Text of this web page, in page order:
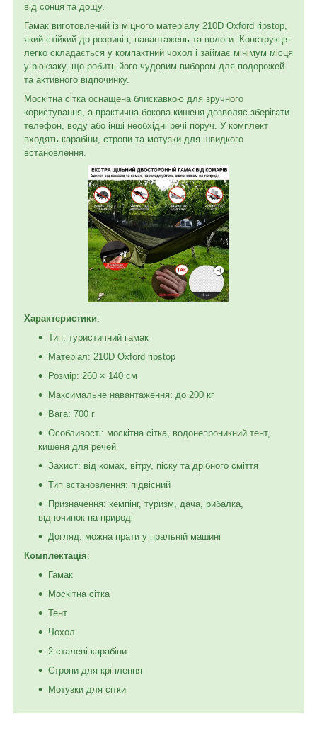
від сонця та дощу.
Гамак виготовлений із міцного матеріалу 210D Oxford ripstop,
який стійкий до розривів, навантажень та вологи. Конструкція
легко складається у компактний чохол і займає мінімум місця
у рюкзаку, що робить його чудовим вибором для подорожей
та активного відпочинку.
Москітна сітка оснащена блискавкою для зручного
користування, а практична бокова кишеня дозволяє зберігати
телефон, воду або інші необхідні речі поруч. У комплект
входять карабіни, стропи та мотузки для швидкого
встановлення.
Характеристики:
Тип: туристичний гамак
Матеріал: 210D Oxford ripstop
Розмір: 260 × 140 см
Максимальне навантаження: до 200 кг
Вага: 700 г
Особливості: москітна сітка, водонепроникний тент,
кишеня для речей
Захист: від комах, вітру, піску та дрібного сміття
Тип встановлення: підвісний
Призначення: кемпінг, туризм, дача, рибалка,
відпочинок на природі
Догляд: можна прати у пральній машині
Комплектація:
Гамак
Москітна сітка
Тент
Чохол
2 сталеві карабіни
Стропи для кріплення
Мотузки для сітки